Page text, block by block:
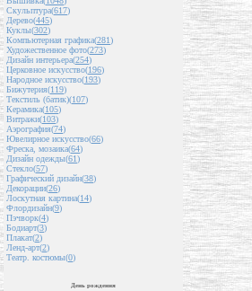
Скульптура(617)
Дерево(445)
Куклы(302)
Компьютерная графика(281)
Художественное фото(273)
Дизайн интерьера(254)
Церковное искусство(196)
Народное искусство(193)
Бижутерия(119)
Текстиль (батик)(107)
Керамика(105)
Витражи(103)
Аэрография(74)
Ювелирное искусство(66)
Фреска, мозаика(64)
Дизайн одежды(61)
Стекло(57)
Графический дизайн(38)
Декорации(26)
Лоскутная картина(14)
Флордизайн(9)
Пэчворк(4)
Бодиарт(3)
Плакат(2)
Ленд-арт(2)
Театр. костюмы(0)
День рождения